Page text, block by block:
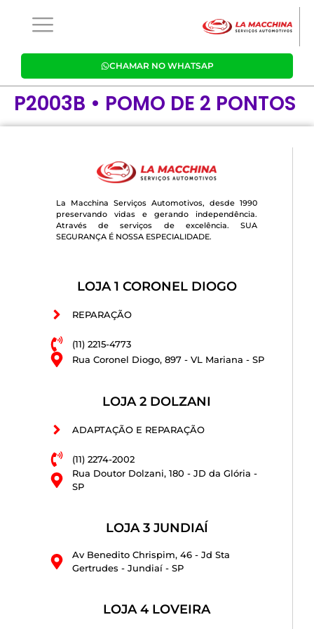
CHAMAR NO WHATSAP
P2003B • POMO DE 2 PONTOS
La Macchina Serviços Automotivos, desde 1990
preservando vidas e gerando independência.
Através de serviços de excelência. SUA
SEGURANÇA É NOSSA ESPECIALIDADE.
LOJA 1 CORONEL DIOGO
REPARAÇÃO
(11) 2215-4773
Rua Coronel Diogo, 897 - VL Mariana - SP
LOJA 2 DOLZANI
ADAPTAÇÃO E REPARAÇÃO
(11) 2274-2002
Rua Doutor Dolzani, 180 - JD da Glória -
SP
LOJA 3 JUNDIAÍ
Av Benedito Chrispim, 46 - Jd Sta
Gertrudes - Jundiaí - SP
LOJA 4 LOVEIRA